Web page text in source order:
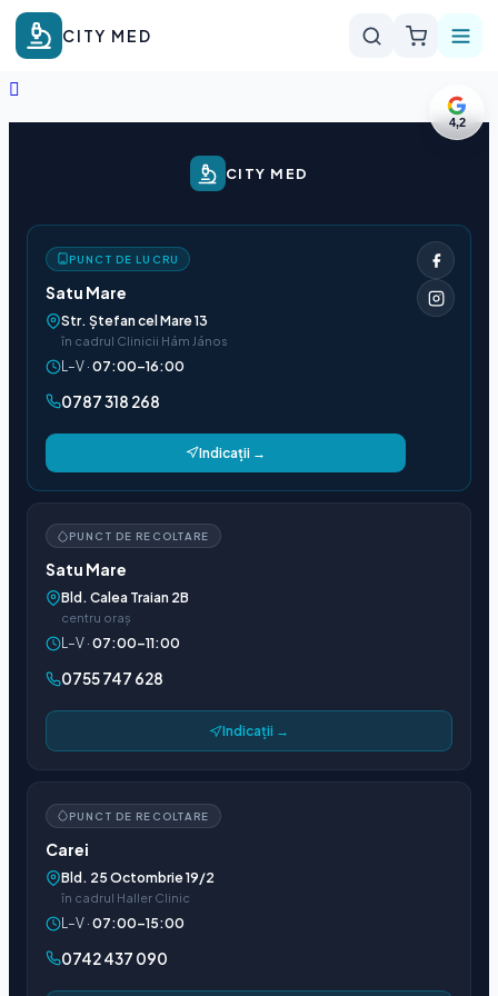
CITY MED
CITY MED
PUNCT DE LUCRU
Satu Mare
Str. Ștefan cel Mare 13
în cadrul Clinicii Hám János
L–V · 07:00–16:00
0787 318 268
Indicații →
PUNCT DE RECOLTARE
Satu Mare
Bld. Calea Traian 2B
centru oraș
L–V · 07:00–11:00
0755 747 628
Indicații →
PUNCT DE RECOLTARE
Carei
Bld. 25 Octombrie 19/2
în cadrul Haller Clinic
L–V · 07:00–15:00
0742 437 090
4,2